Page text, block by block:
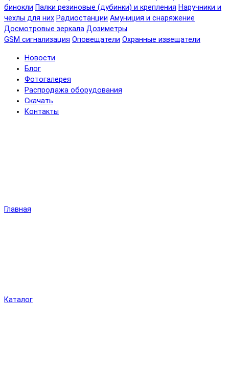
бинокли Палки резиновые (дубинки) и крепления Наручники и
чехлы для них Радиостанции Амуниция и снаряжение
Досмотровые зеркала Дозиметры
GSM сигнализация Оповещатели Охранные извещатели
Новости
Блог
Фотогалерея
Распродажа оборудования
Скачать
Контакты
Главная
Каталог